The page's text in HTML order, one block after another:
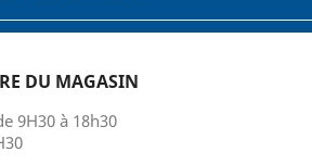
DU MAGASIN
9H30 à 18h30